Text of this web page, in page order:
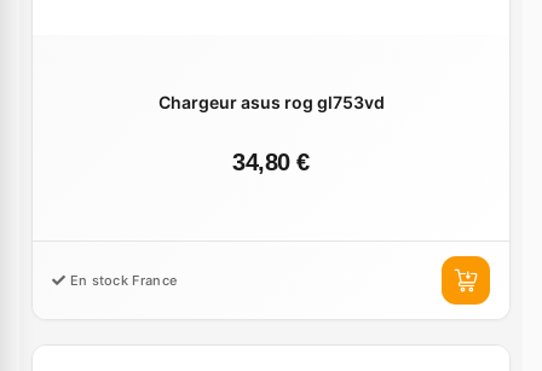
Chargeur asus rog gl753vd
34,80 €
En stock France